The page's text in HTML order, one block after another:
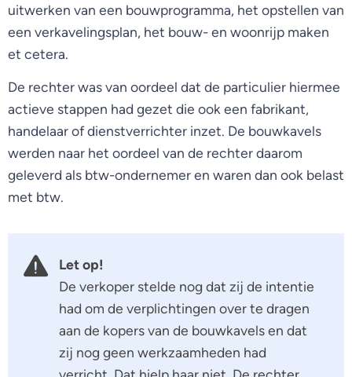
uitwerken van een bouwprogramma, het opstellen van
een verkavelingsplan, het bouw- en woonrijp maken
et cetera.
De rechter was van oordeel dat de particulier hiermee
actieve stappen had gezet die ook een fabrikant,
handelaar of dienstverrichter inzet. De bouwkavels
werden naar het oordeel van de rechter daarom
geleverd als btw-ondernemer en waren dan ook belast
met btw.
Let op!
De verkoper stelde nog dat zij de intentie
had om de verplichtingen over te dragen
aan de kopers van de bouwkavels en dat
zij nog geen werkzaamheden had